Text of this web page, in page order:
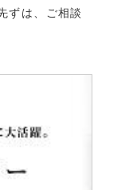
ずは、ご相談